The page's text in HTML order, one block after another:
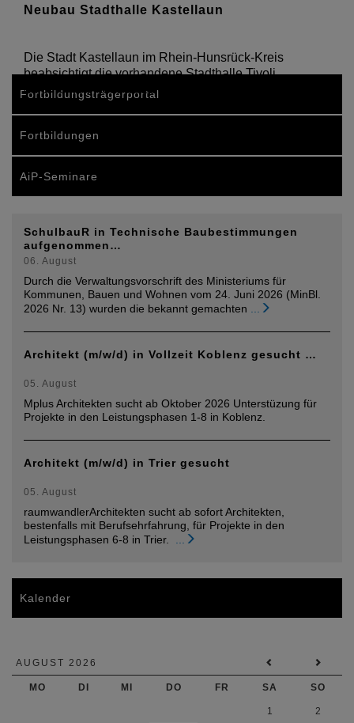
Neubau Stadthalle Kastellaun
Die Stadt Kastellaun im Rhein-Hunsrück-Kreis
beabsichtigt die vorhandene Stadthalle Tivoli
durch einen Neubau zu ersetzen.
Fortbildungsträgerportal
Fortbildungen
AiP-Seminare
SchulbauR in Technische Baubestimmungen
aufgenommen…
06. August
Durch die Verwaltungsvorschrift des Ministeriums für
Kommunen, Bauen und Wohnen vom 24. Juni 2026 (MinBl.
2026 Nr. 13) wurden die bekannt gemachten
Architekt (m/w/d) in Vollzeit Koblenz gesucht …
05. August
Mplus Architekten sucht ab Oktober 2026 Unterstüzung für
Projekte in den Leistungsphasen 1-8 in Koblenz.
Architekt (m/w/d) in Trier gesucht
05. August
raumwandlerArchitekten sucht ab sofort Architekten,
bestenfalls mit Berufsehrfahrung, für Projekte in den
Leistungsphasen 6-8 in Trier.
Kalender
AUGUST 2026
MO DI MI DO FR SA SO
1 2